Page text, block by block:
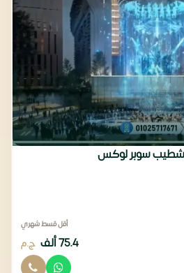
أقل قسط شهري
75.4 ألف ج.م